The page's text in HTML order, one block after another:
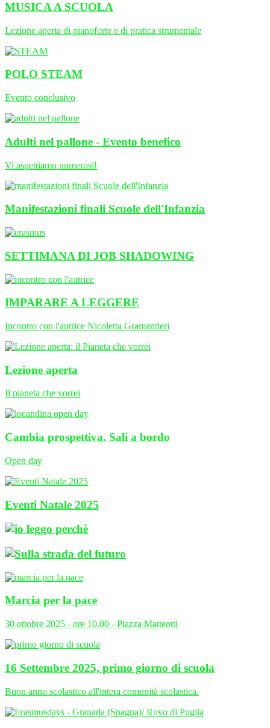
MUSICA A SCUOLA
Lezione aperta di pianoforte e di pratica strumentale
POLO STEAM
Evento conclusivo
Adulti nel pallone - Evento benefico
Vi aspettiamo numerosi!
Manifestazioni finali Scuole dell'Infanzia
SETTIMANA DI JOB SHADOWING
IMPARARE A LEGGERE
Incontro con l'autrice Nicoletta Gramantieri
Lezione aperta
Il pianeta che vorrei
Cambia prospettiva. Sali a bordo
Open day
Eventi Natale 2025
Marcia per la pace
30 ottobre 2025 - ore 10.00 - Piazza Matteotti
16 Settembre 2025, primo giorno di scuola
Buon anno scolastico all'intera comunità scolastica.